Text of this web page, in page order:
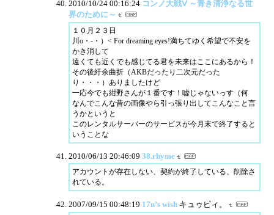
2010/10/24 00:16:24 コンノ大戦Ⅴ ～青き清浄なる世
界のために～
１０月２３日
川o・-・）< For dreaming eyes!満ちてゆく希望で不安を
かき消して
遠くても近くでも感じてる君を未来はここにあるから！
その後紆余曲折（AKBだったり二次元だった
り・・・）ありましたけど
一応今でも紺野さんが１番です！嘘じゃないっす（何
なんでこんな昔の画像やら引っ張り出してこんなこと言
うかというと
このレンタルサーバーのサービスが今月末で終了すると
いうことな
2010/06/13 20:46:09 38.rhyme
アカウントが存在しない、契約が終了している、削除さ
れている。
2007/09/15 00:48:19 17n’s wish キュゥピィ。